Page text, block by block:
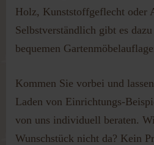
Holz, Kunststoffgeflecht oder
Selbstverständlich gibt es dazu
bequemen
Kommen Sie vorbei und
Laden von Einrichtungs-
von uns individuell beraten.
Wunschstück nicht da? Kein